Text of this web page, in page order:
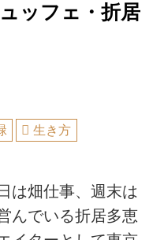
ッフェ・折居
生き方
は畑仕事、週末は
んでいる折居多恵